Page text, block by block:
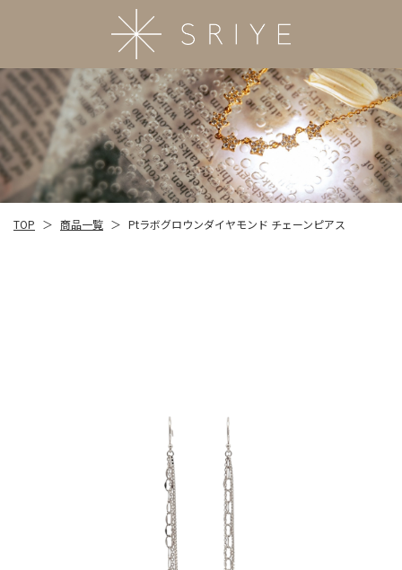
TOP ＞ 商品一覧 ＞ Ptラボグロウンダイヤモンド チェーンピアス